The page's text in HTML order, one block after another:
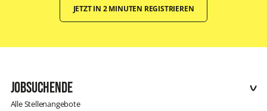
JETZT IN 2 MINUTEN REGISTRIEREN
Jobsuchende
Alle Stellenangebote